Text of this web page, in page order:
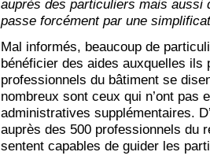
auprès des particuliers mais aussi
passe forcément par une
Mal informés, beaucoup de
bénéficier des aides auxquelles ils
professionnels du bâtiment se
nombreux sont ceux qui n’ont pas
administratives supplémentaires.
auprès des 500 professionnels du
sentent capables de guider les